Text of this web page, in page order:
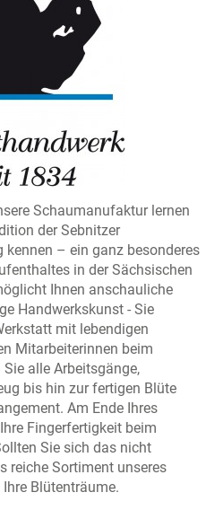
Schaumanufaktur lernen
der Sebnitzer
– ein ganz besonderes
in der Sächsischen
Ihnen anschauliche
Handwerkskunst - Sie
mit lebendigen
Mitarbeiterinnen beim
Sie alle Arbeitsgänge,
bis hin zur fertigen Blüte
Am Ende Ihres
Fingerfertigkeit beim
Sie sich das nicht
reiche Sortiment unseres
Blütenträume.